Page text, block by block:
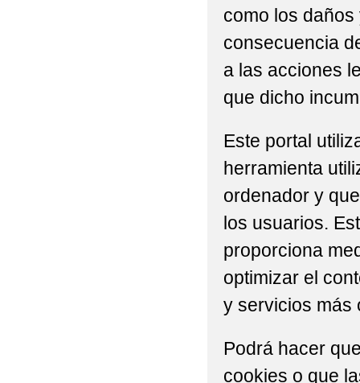
como los
consecuencia
a las acciones
que dicho
Este portal
herramienta
ordenador y
los usuarios.
proporciona
optimizar el
y servicios más
Podrá hacer
cookies o que